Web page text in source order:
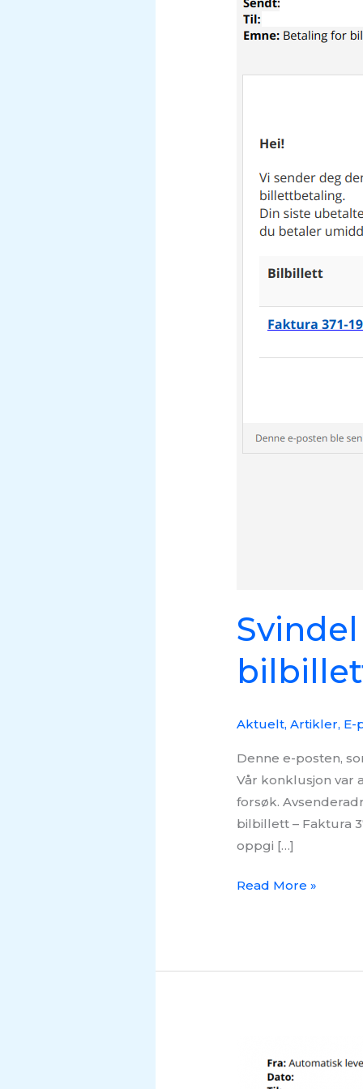
Aktuelt,Artikler, E-
Denne e-posten,
Vår konklusjon var
forsøk.
bilbillett – Faktura
oppgi […]
e-
post
Read More »